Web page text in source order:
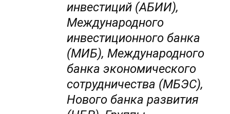
инвестиций (АБИИ),
Международного
инвестиционного банка
(МИБ), Международного
банка экономического
сотрудничества (МБЭС),
Нового банка развития